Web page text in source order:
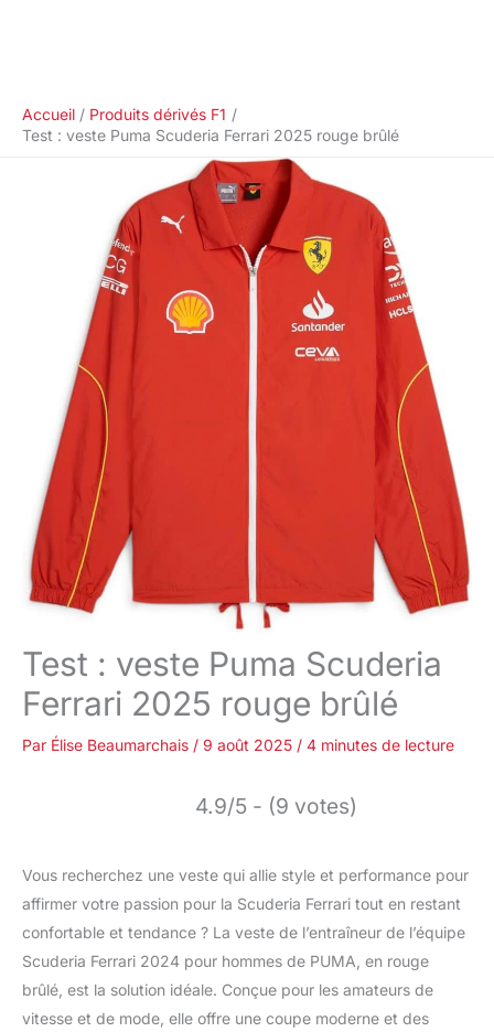
Accueil
Produits dérivés F1
Test : veste Puma Scuderia Ferrari 2025 rouge brûlé
Test : veste Puma Scuderia
Ferrari 2025 rouge brûlé
Par Élise Beaumarchais / 9 août 2025 / 4 minutes de lecture
4.9/5 - (9 votes)
Vous recherchez une veste qui allie style et performance pour
affirmer votre passion pour la Scuderia Ferrari tout en restant
confortable et tendance ? La veste de l’entraîneur de l’équipe
Scuderia Ferrari 2024 pour hommes de PUMA, en rouge
brûlé, est la solution idéale. Conçue pour les amateurs de
vitesse et de mode, elle offre une coupe moderne et des